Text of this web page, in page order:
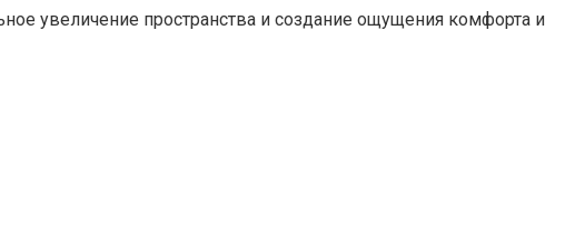
увеличение пространства и создание ощущения комфорта и